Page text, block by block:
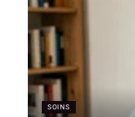
SOINS